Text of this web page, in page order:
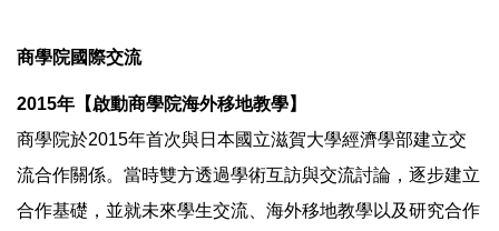
商學院國際交流
2015年【啟動商學院海外移地教學】
商學院於2015年首次與日本國立滋賀大學經濟學部建立交
流合作關係。當時雙方透過學術互訪與交流討論，逐步建立
合作基礎，並就未來學生交流、海外移地教學以及研究合作